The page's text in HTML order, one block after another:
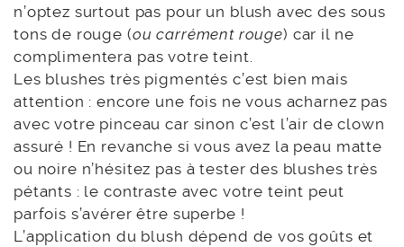
n’optez surtout pas pour un blush avec des sous
tons de rouge (ou carrément rouge) car il ne
complimentera pas votre teint.
Les blushes très pigmentés c’est bien mais
attention : encore une fois ne vous acharnez pas
avec votre pinceau car sinon c’est l’air de clown
assuré ! En revanche si vous avez la peau matte
ou noire n’hésitez pas à tester des blushes très
pétants : le contraste avec votre teint peut
parfois s’avérer être superbe !
L’application du blush dépend de vos goûts et